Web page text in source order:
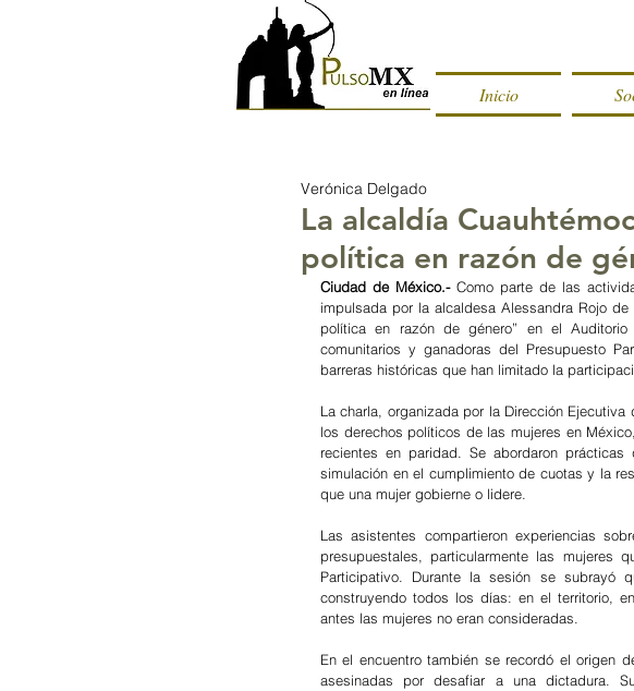
Inicio
La alcaldía
política en razón de
Verónica Delgado
Ciudad de México.- Como parte de las
impulsada por la alcaldesa Alessandra Rojo
política en razón de género” en el
comunitarios y ganadoras del Presupuesto
barreras históricas que han limitado la
La charla, organizada por la Dirección
los derechos políticos de las mujeres en
recientes en paridad. Se abordaron
simulación en el cumplimiento de cuotas y la
que una mujer gobierne o lidere.
Las asistentes compartieron experiencias
presupuestales, particularmente las mujeres
Participativo. Durante la sesión se
construyendo todos los días: en el territorio,
antes las mujeres no eran consideradas.
En el encuentro también se recordó el origen
asesinadas por desafiar a una dictadura.